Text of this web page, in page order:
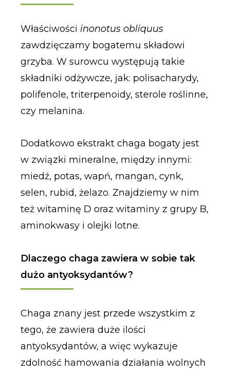
Właściwości inonotus obliquus
zawdzięczamy bogatemu składowi
grzyba. W surowcu występują takie
składniki odżywcze, jak: polisacharydy,
polifenole, triterpenoidy, sterole roślinne,
czy melanina.
Dodatkowo ekstrakt chaga bogaty jest
w związki mineralne, między innymi:
miedź, potas, wapń, mangan, cynk,
selen, rubid, żelazo. Znajdziemy w nim
też witaminę D oraz witaminy z grupy B,
aminokwasy i olejki lotne.
Dlaczego chaga zawiera w sobie tak
dużo antyoksydantów?
Chaga znany jest przede wszystkim z
tego, że zawiera duże ilości
antyoksydantów, a więc wykazuje
zdolność hamowania działania wolnych